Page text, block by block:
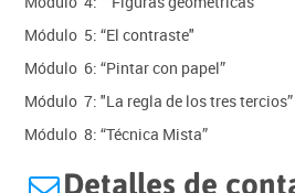
Módulo 5: “El contraste"
Módulo 6: “Pintar con papel”
Módulo 7: "La regla de los tres tercios”
Módulo 8: “Técnica Mista”
Detalles de